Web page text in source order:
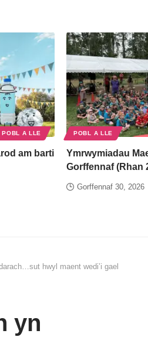
POBL A LLE
am barti
POBL A LLE
Ymrwymiadau
Gorffennaf (Rhan
Gorffennaf 30, 2026
hwyl maent wedi’i gael
yn